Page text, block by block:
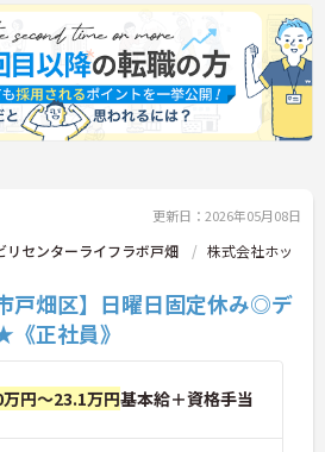
更新日：2026年05月08日
リセンターライフラボ戸畑
株式会社ホッ
戸畑区】日曜日固定休み◎デ
正社員》
円～23.1万円基本給＋資格手当